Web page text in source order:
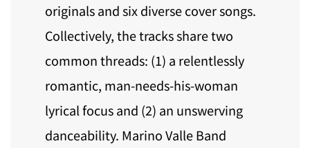
originals and six diverse cover songs.
Collectively, the tracks share two
common threads: (1) a relentlessly
romantic, man-needs-his-woman
lyrical focus and (2) an unswerving
danceability. Marino Valle Band